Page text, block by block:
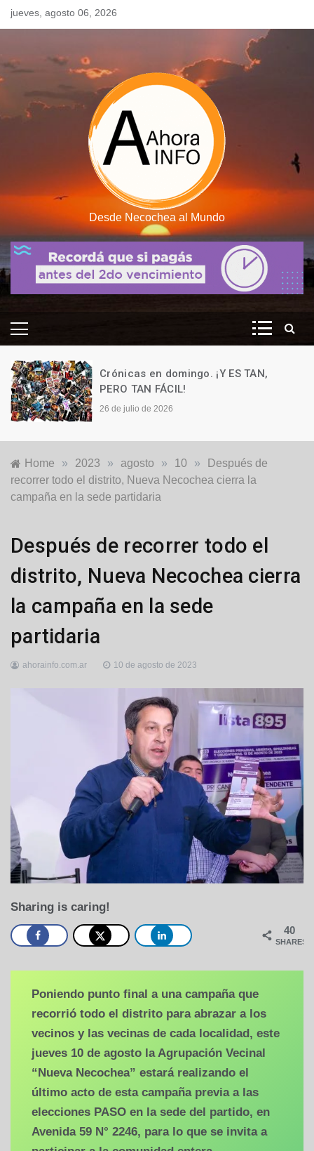
Skipjueves, agosto 06, 2026
Desde Necochea al Mundo
Crónicas en domingo. ¡Y ES TAN,
PERO TAN FÁCIL!
26 de julio de 2026
Home » 2023 » agosto » 10 »
Después de
recorrer todo el distrito, Nueva Necochea cierra la
campaña en la sede partidaria
Elecciones
2023 ,
Locales
Política
Después de recorrer todo el
distrito, Nueva Necochea cierra
la campaña en la sede
partidaria
ahorainfo.com.ar 10 de agosto de 2023
Sharing is caring!
40
SHARES
Poniendo punto final a una campaña que
recorrió todo el distrito para abrazar a los
vecinos y las vecinas de cada localidad, este
jueves 10 de agosto la Agrupación Vecinal
“Nueva Necochea” estará realizando el
último acto de esta campaña previa a las
elecciones PASO en la sede del partido, en
Avenida 59 N° 2246, para lo que se invita a